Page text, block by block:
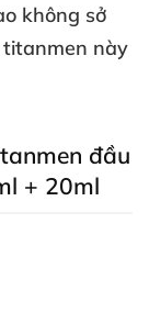
không sở
này
đầu
+ 20ml